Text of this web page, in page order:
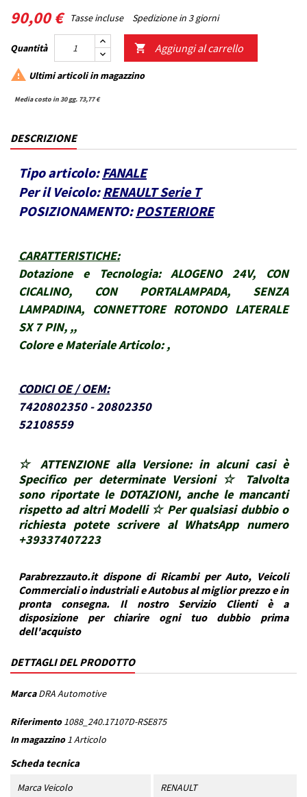
90,00 € Tasse incluse Spedizione in 3 giorni
Quantità  Aggiungi al carrello
 Ultimi articoli in magazzino
Media costo in 30 gg. 73,77 €
DESCRIZIONE
Tipo articolo: FANALE
Per il Veicolo: RENAULT Serie T
POSIZIONAMENTO: POSTERIORE
CARATTERISTICHE:
Dotazione e Tecnologia:
ALOGENO 24V, CON
CICALINO, CON PORTALAMPADA, SENZA
LAMPADINA, CONNETTORE ROTONDO LATERALE
SX 7 PIN, ,,
Colore e Materiale Articolo: ,
CODICI OE / OEM:
7420802350 - 20802350
52108559
☆ ATTENZIONE alla Versione: in alcuni casi è
Specifico per determinate Versioni ☆ Talvolta
sono riportate le DOTAZIONI, anche le mancanti
rispetto ad altri Modelli ☆ Per qualsiasi dubbio o
richiesta potete scrivere al WhatsApp numero
+39337407223
Parabrezzauto.it dispone di Ricambi per Auto, Veicoli
Commerciali o industriali e Autobus al miglior prezzo e in
pronta consegna. Il nostro Servizio Clienti è a
disposizione per chiarire ogni tuo dubbio prima
dell'acquisto
DETTAGLI DEL PRODOTTO
Marca DRA Automotive
Riferimento 1088_240.17107D-RSE875
In magazzino 1 Articolo
Scheda tecnica
Marca Veicolo RENAULT